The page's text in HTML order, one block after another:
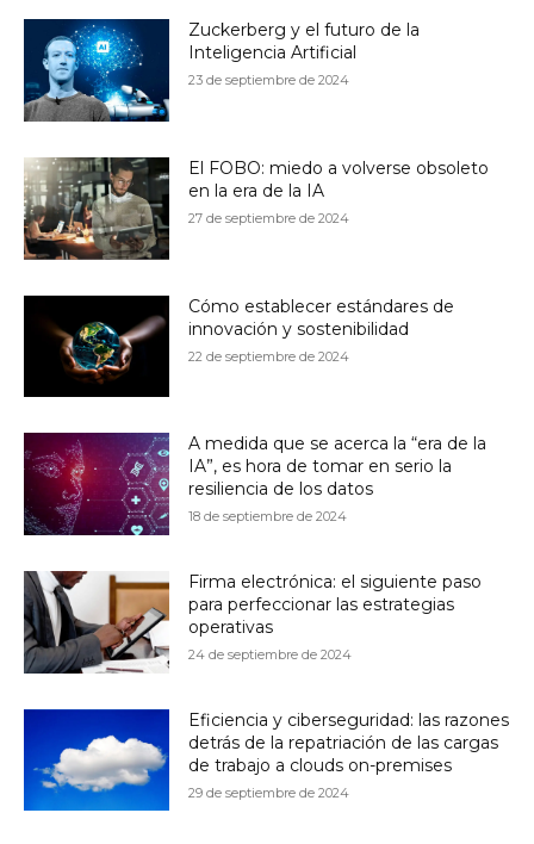
Zuckerberg y el futuro de la
Inteligencia Artificial
23 de septiembre de 2024
El FOBO: miedo a volverse obsoleto
en la era de la IA
27 de septiembre de 2024
Cómo establecer estándares de
innovación y sostenibilidad
22 de septiembre de 2024
A medida que se acerca la “era de la
IA”, es hora de tomar en serio la
resiliencia de los datos
18 de septiembre de 2024
Firma electrónica: el siguiente paso
para perfeccionar las estrategias
operativas
24 de septiembre de 2024
Eficiencia y ciberseguridad: las razones
detrás de la repatriación de las cargas
de trabajo a clouds on-premises
29 de septiembre de 2024